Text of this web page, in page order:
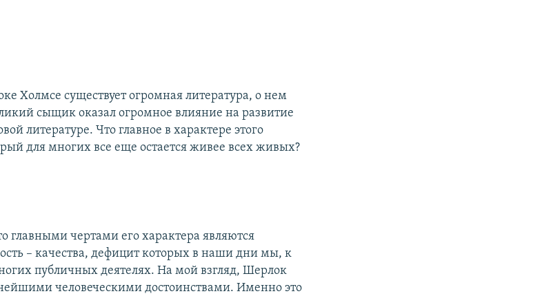
Холмсе существует огромная литература, о нем
сыщик оказал огромное влияние на развитие
литературе. Что главное в характере этого
для многих все еще остается живее всех живых?
главными чертами его характера являются
– качества, дефицит которых в наши дни мы, к
публичных деятелях. На мой взгляд, Шерлок
человеческими достоинствами. Именно это